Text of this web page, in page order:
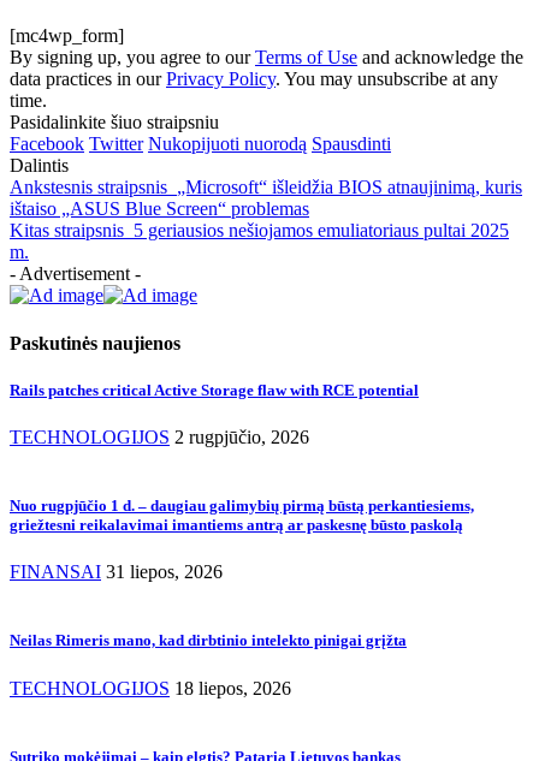
[mc4wp_form]
By signing up, you agree to ourTerms of Use and acknowledge the
data practices in ourPrivacy Policy. You may unsubscribe at any
time.
Pasidalinkite šiuo straipsniu
Facebook Twitter Nukopijuoti nuorodą Spausdinti
Dalintis
Ankstesnis straipsnis „Microsoft“ išleidžia BIOS atnaujinimą, kuris
ištaiso „ASUS Blue Screen“ problemas
Kitas straipsnis 5 geriausios nešiojamos emuliatoriaus pultai 2025
m.
- Advertisement -
Paskutinės naujienos
Rails patches critical Active Storage flaw with RCE potential
TECHNOLOGIJOS 2 rugpjūčio, 2026
Nuo rugpjūčio 1 d. – daugiau galimybių pirmą būstą perkantiesiems,
griežtesni reikalavimai imantiems antrą ar paskesnę būsto paskolą
FINANSAI 31 liepos, 2026
Neilas Rimeris mano, kad dirbtinio intelekto pinigai grįžta
TECHNOLOGIJOS 18 liepos, 2026
Sutriko mokėjimai – kaip elgtis? Pataria Lietuvos bankas